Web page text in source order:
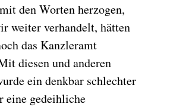
den Worten herzogen,
weiter verhandelt, hätten
das Kanzleramt
diesen und anderen
ein denkbar schlechter
eine gedeihliche